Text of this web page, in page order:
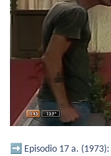
➡️ Episodio 17 a. (1973):